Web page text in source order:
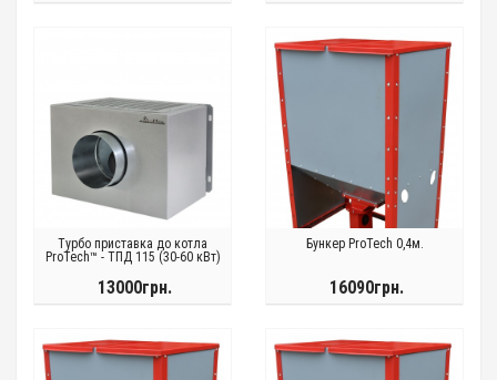
Турбо приставка до котла
ProTech™ - ТПД 115 (30-60 кВт)
13000грн.
Бункер ProTech 0,4м.
16090грн.